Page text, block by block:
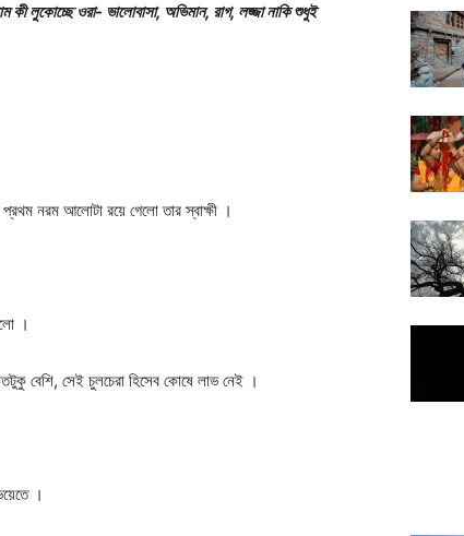
লুকোচ্ছে ওরা- ভালোবাসা, অভিমান, রাগ, লজ্জা নাকি শুধুই
নরম আলোটা রয়ে গেলো তার স্বাক্ষী ।
।
বেশি, সেই চুলচেরা হিসেব কোষে লাভ নেই ।
।